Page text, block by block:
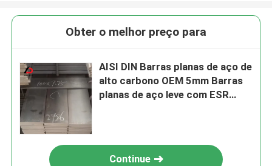
Obter o melhor preço para
AISI DIN Barras planas de aço de
alto carbono OEM 5mm Barras
planas de aço leve com ESR
Continue